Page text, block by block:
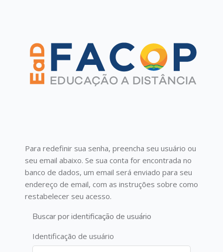
Para redefinir sua senha, preencha seu usuário ou
seu email abaixo. Se sua conta for encontrada no
banco de dados, um email será enviado para seu
endereço de email, com as instruções sobre como
restabelecer seu acesso.
Buscar por identificação de usuário
Identificação de usuário